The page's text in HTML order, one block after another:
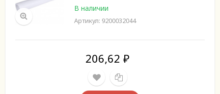
В наличии
Артикул: 9200032044
206,62 ₽